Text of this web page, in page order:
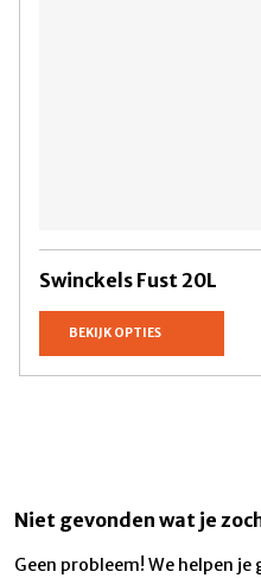
Swinckels Fust 20L
BEKIJK OPTIES
Niet gevonden wat je
Geen probleem! We helpen je